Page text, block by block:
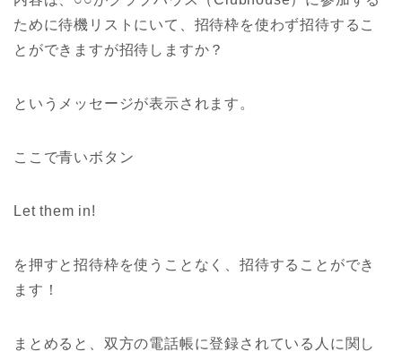
ために待機リストにいて、招待枠を使わず招待するこ
とができますが招待しますか？
というメッセージが表示されます。
ここで青いボタン
Let them in!
を押すと招待枠を使うことなく、招待することができ
ます！
まとめると、双方の電話帳に登録されている人に関し